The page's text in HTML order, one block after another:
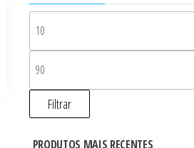
Filtrar
PRODUTOS MAIS RECENTES